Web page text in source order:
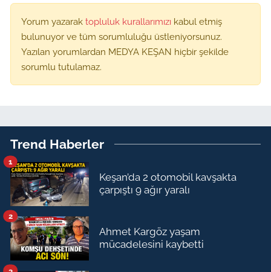
Yorum yazarak topluluk kurallarımızı kabul etmiş
bulunuyor ve tüm sorumluluğu üstleniyorsunuz.
Yazılan yorumlardan MEDYA KEŞAN hiçbir şekilde
sorumlu tutulamaz.
Trend Haberler
Keşan’da 2 otomobil kavşakta
çarpıştı 9 ağır yaralı
1
Ahmet Kargöz yaşam
mücadelesini kaybetti
2